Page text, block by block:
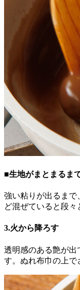
■生地がまとまるま
強い粘りが出るまで
ど混ぜていると段々
3.火から降ろす
透明感のある艶が出
す。ぬれ布巾の上で